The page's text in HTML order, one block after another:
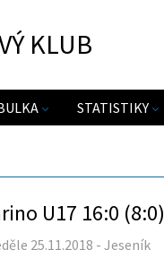
KLUB
STATISTIKY
U17 16:0 (8:0)
25.11.2018 - Jeseník